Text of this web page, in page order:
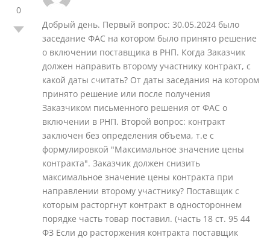
0
Добрый день. Первый вопрос: 30.05.2024 было
заседание ФАС на котором было принято решение
о включении поставщика в РНП. Когда Заказчик
должен направить второму участнику контракт, с
какой даты считать? От даты заседания на котором
принято решение или после получения
Заказчиком письменного решения от ФАС о
включении в РНП. Второй вопрос: контракт
заключен без определения объема, т.е с
формулировкой "Максимальное значение цены
контракта". Заказчик должен снизить
максимальное значение цены контракта при
направлении второму участнику? Поставщик с
которым расторгнут контракт в одностороннем
порядке часть товар поставил. (часть 18 ст. 95 44
ФЗ Если до расторжения контракта поставщик